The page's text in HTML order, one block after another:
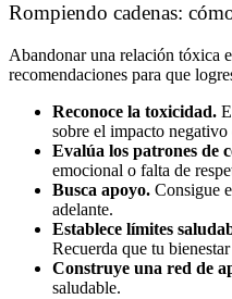
Rompiendo cadenas:
Abandonar una relación tóxica
recomendaciones para que
Reconoce la toxicidad.
sobre el impacto
Evalúa los patrones de
emocional o falta de
Busca apoyo. Consigue
adelante.
Establece límites
Recuerda que tu
Construye una red de
saludable.